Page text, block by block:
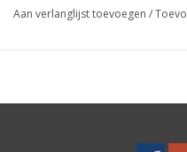
het handige opbergzakje.
Aan verlanglijst toevoegen /